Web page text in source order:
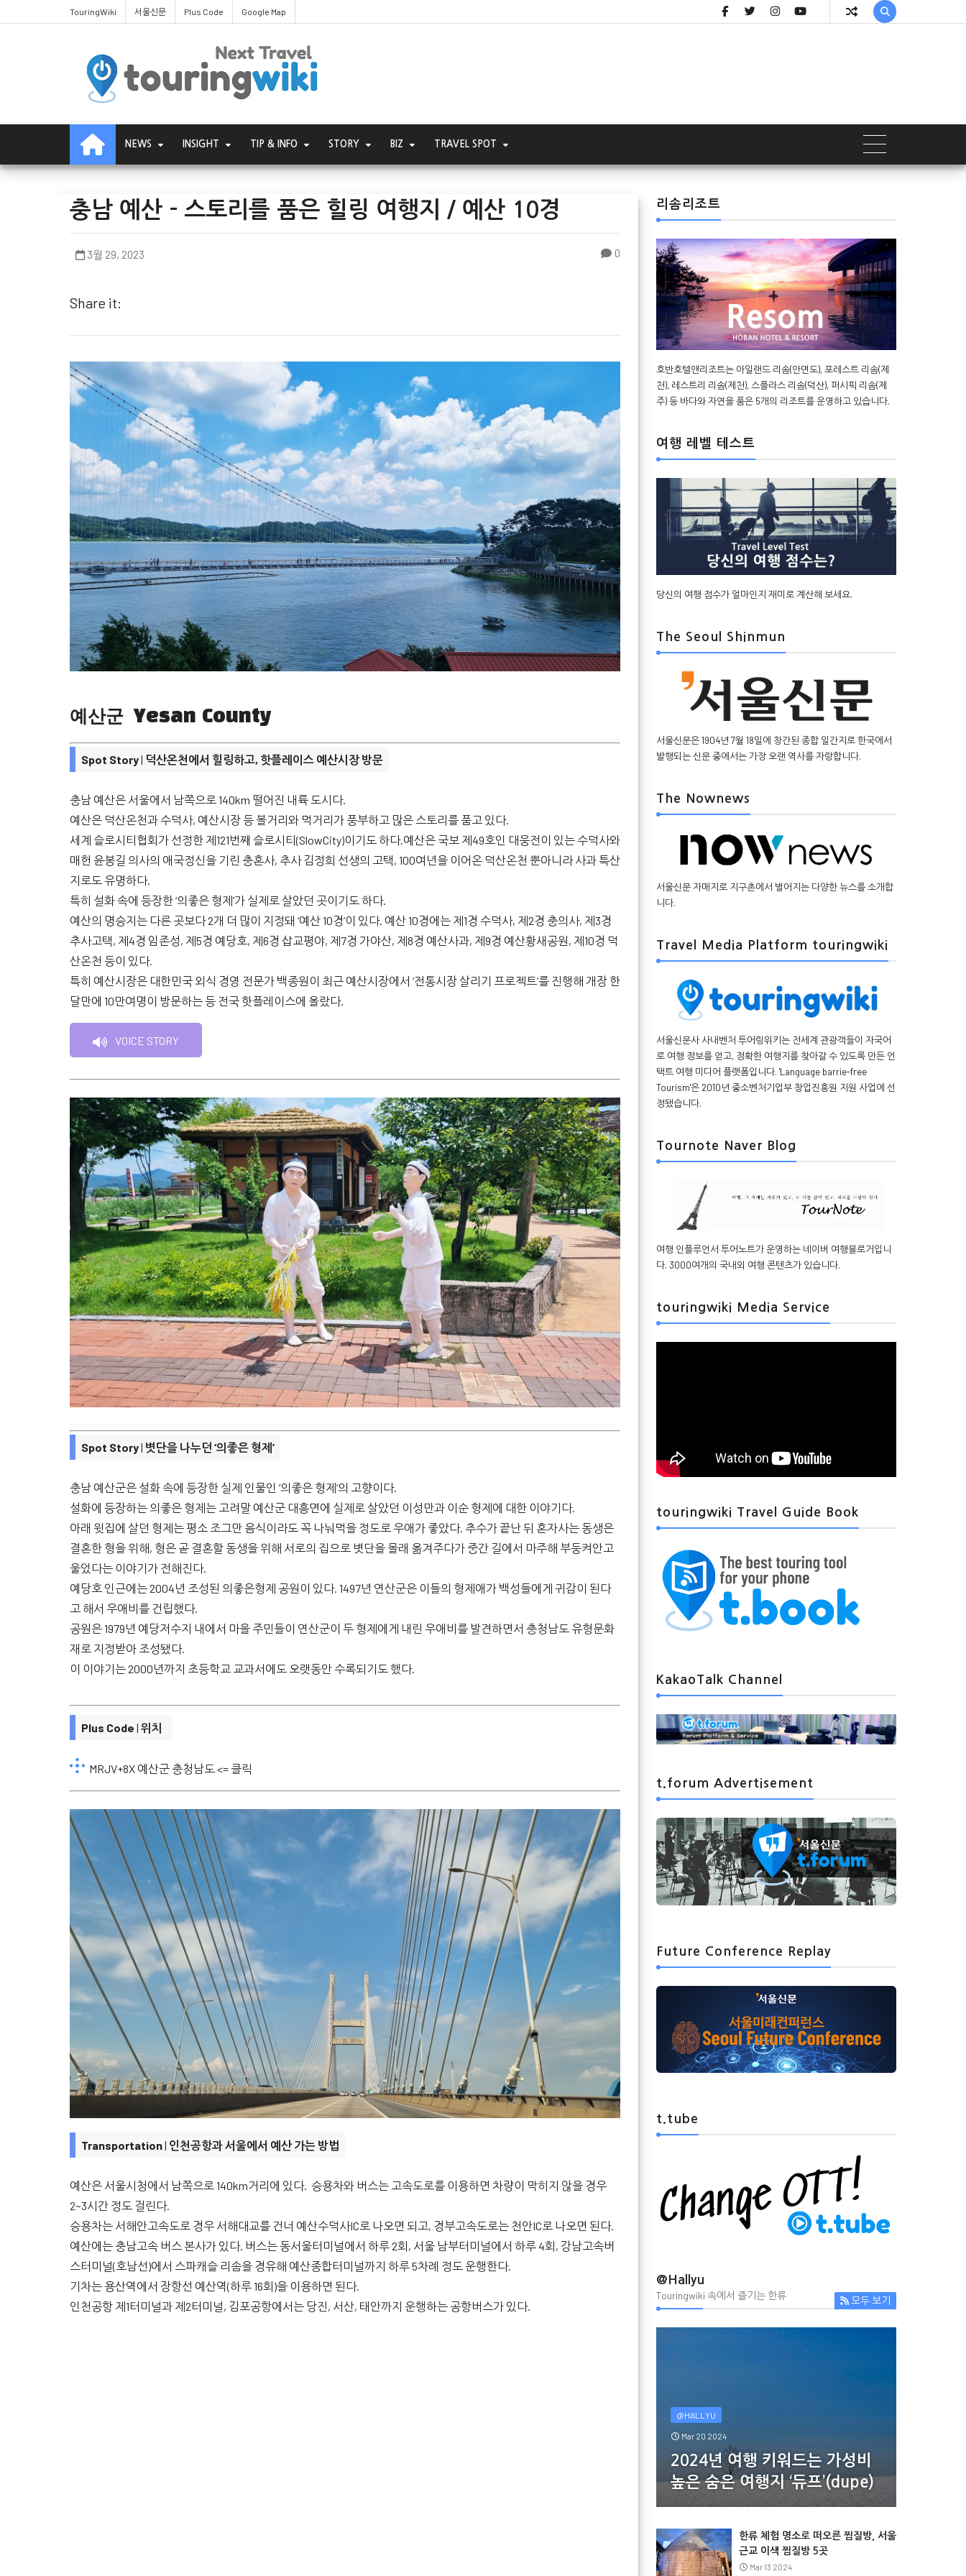
TouringWiki 서울신문 Plus Code Google Map 
NEWS INSIGHT TIP & INFO STORY BIZ TRAVEL SPOT
충남 예산 - 스토리를 품은 힐링 여행지 / 예산 10경
3월 29, 2023 0
Share it:
예산군 Yesan County
Spot Story| 덕산온천에서 힐링하고, 핫플레이스 예산시장 방문
충남 예산은 서울에서 남쪽으로 140km 떨어진 내륙 도시다.
예산은 덕산온천과 수덕사, 예산시장 등 볼거리와 먹거리가 풍부하고 많은 스토리를 품고 있다.
세계 슬로시티협회가 선정한 제121번째 슬로시티(SlowCity)이기도 하다.예산은 국보 제49호인 대웅전이 있는 수덕사와
매헌 윤봉길 의사의 애국정신을 기린 충혼사, 추사 김정희 선생의 고택, 100여년을 이어온 덕산온천 뿐아니라 사과 특산
지로도 유명하다.
특히 설화 속에 등장한 ‘의좋은 형제’가 실제로 살았던 곳이기도 하다.
예산의 명승지는 다른 곳보다 2개 더 많이 지정돼 ‘예산 10경’이 있다. 예산 10경에는 제1경 수덕사, 제2경 충의사, 제3경
추사고택, 제4경 임존성, 제5경 예당호, 제6경 삽교평야, 제7경 가야산, 제8경 예산사과, 제9경 예산황새공원, 제10경 덕
산온천 등이 있다.
특히 예산시장은 대한민국 외식 경영 전문가 백종원이 최근 예산시장에서 ‘전통시장 살리기 프로젝트’를 진행해 개장 한
달만에 10만여명이 방문하는 등 전국 핫플레이스에 올랐다.
VOICE STORY
Spot Story| 볏단을 나누던 ‘의좋은 형제’
충남 예산군은 설화 속에 등장한 실제 인물인 ‘의좋은 형제’의 고향이다.
설화에 등장하는 의좋은 형제는 고려말 예산군 대흥면에 실제로 살았던 이성만과 이순 형제에 대한 이야기다.
아래 윗집에 살던 형제는 평소 조그만 음식이라도 꼭 나눠먹을 정도로 우애가 좋았다. 추수가 끝난 뒤 혼자사는 동생은
결혼한 형을 위해, 형은 곧 결혼할 동생을 위해 서로의 집으로 볏단을 몰래 옮겨주다가 중간 길에서 마주해 부둥켜안고
울었다는 이야기가 전해진다.
예당호 인근에는 2004년 조성된 의좋은형제 공원이 있다. 1497년 연산군은 이들의 형제애가 백성들에게 귀감이 된다
고 해서 우애비를 건립했다.
공원은 1979년 예당저수지 내에서 마을 주민들이 연산군이 두 형제에게 내린 우애비를 발견하면서 충청남도 유형문화
재로 지정받아 조성됐다.
이 이야기는 2000년까지 초등학교 교과서에도 오랫동안 수록되기도 했다.
Plus Code | 위치
MRJV+8X 예산군 충청남도 <= 클릭
Transportation| 인천공항과 서울에서 예산 가는 방법
예산은 서울시청에서 남쪽으로 140km거리에 있다. 승용차와 버스는 고속도로를 이용하면 차량이 막히지 않을 경우
2~3시간 정도 걸린다.
승용차는 서해안고속도로 경우 서해대교를 건너 예산수덕사IC로 나오면 되고, 경부고속도로는 천안IC로 나오면 된다.
예산에는 충남고속 버스 본사가 있다. 버스는 동서울터미널에서 하루 2회, 서울 남부터미널에서 하루 4회, 강남고속버
스터미널(호남선)에서 스파캐슬 리솜을 경유해 예산종합터미널까지 하루 5차례 정도 운행한다.
기차는 용산역에서 장항선 예산역(하루 16회)을 이용하면 된다.
인천공항 제1터미널과 제2터미널, 김포공항에서는 당진, 서산, 태안까지 운행하는 공항버스가 있다.
리솜리조트
호반호텔앤리조트는 아일랜드 리솜(안면도), 포레스트 리솜(제
천), 레스트리 리솜(제천), 스플라스 리솜(덕산), 퍼시픽 리솜(제
주) 등 바다와 자연을 품은 5개의 리조트를 운영하고 있습니다.
여행 레벨 테스트
당신의 여행 점수가 얼마인지 재미로 계산해 보세요.
The Seoul Shinmun
서울신문은 1904년 7월 18일에 창간된 종합 일간지로 한국에서
발행되는 신문 중에서는 가장 오랜 역사를 자랑합니다.
The Nownews
서울신문 자매지로 지구촌에서 벌어지는 다양한 뉴스를 소개합
니다.
Travel Media Platform touringwiki
서울신문사 사내벤처 투어링위키는 전세계 관광객들이 자국어
로 여행 정보를 얻고, 정확한 여행지를 찾아갈 수 있도록 만든 언
택트 여행 미디어 플랫폼입니다. 'Language barrie-free
Tourism'은 2010년 중소벤처기업부 창업진흥원 지원 사업에 선
정됐습니다.
Tournote Naver Blog
여행 인플루언서 투어노트가 운영하는 네이버 여행블로거입니
다. 3000여개의 국내외 여행 콘텐츠가 있습니다.
touringwiki Media Service
touringwiki Travel Guide Book
KakaoTalk Channel
t.forum Advertisement
Future Conference Replay
t.tube
@Hallyu
Touringwiki 속에서 즐기는 한류 모두 보기
@HALLYU
Mar 20 2024
2024년 여행 키워드는 가성비
높은 숨은 여행지 ‘듀프’(dupe)
한류 체험 명소로 떠오른 찜질방, 서울
근교 이색 찜질방 5곳
Mar 13 2024